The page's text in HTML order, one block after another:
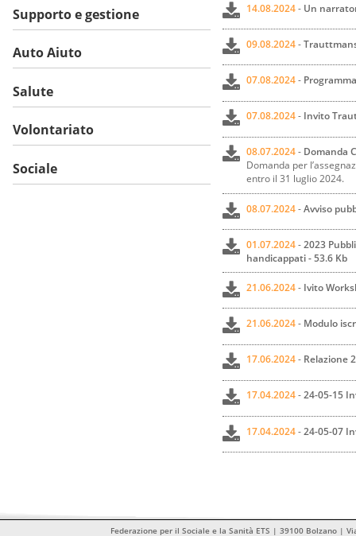
Supporto e gestione
Auto Aiuto
Salute
Volontariato
Sociale
14.08.2024- Un
09.08.2024-
07.08.2024-
07.08.2024- Invito
08.07.2024- Domanda
Domanda per
entro il 31 luglio 2024.
08.07.2024-Avviso
01.07.2024-2023
handicappati - 53.6 Kb
21.06.2024- Ivito
21.06.2024- Modulo
17.06.2024- Relazione
17.04.2024-24-05-15
17.04.2024-24-05-07
Federazione per il Sociale e la Sanità ETS | 39100 Bolzano |